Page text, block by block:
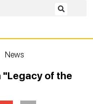
News
"Legacy of the